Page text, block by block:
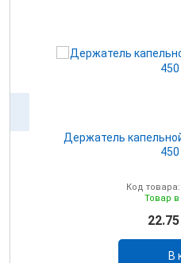
Держатель
Код
Товар
22.75
В